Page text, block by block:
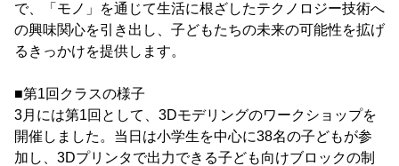
で、「モノ」を通じて生活に根ざしたテクノロジー技術へ
の興味関心を引き出し、子どもたちの未来の可能性を拡げ
るきっかけを提供します。
■第1回クラスの様子
3月には第1回として、3Dモデリングのワークショップを
開催しました。当日は小学生を中心に38名の子どもが参
加し、3Dプリンタで出力できる子ども向けブロックの制